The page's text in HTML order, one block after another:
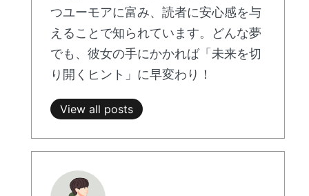
つユーモアに富み、読者に安心感を与
えることで知られています。どんな夢
でも、彼女の手にかかれば「未来を切
り開くヒント」に早変わり！
View all posts